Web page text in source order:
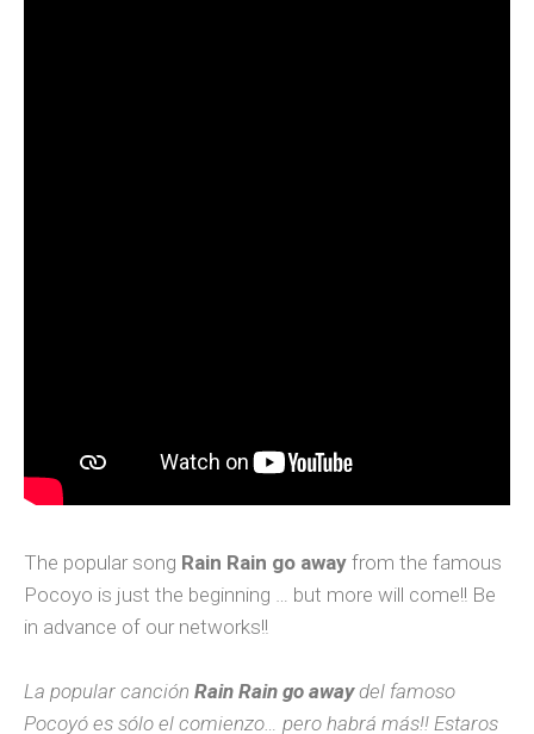
The popular song Rain Rain go away from the famous
Pocoyo is just the beginning … but more will come!! Be
in advance of our networks!!
La popular canción Rain Rain go awaydel famoso
Pocoyó es sólo el comienzo… pero habrá más!! Estaros